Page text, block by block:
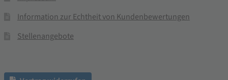
Information zur Echtheit von Kundenbewertungen
Stellenangebote